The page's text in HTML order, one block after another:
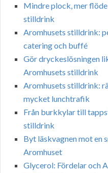
Mindre plock, mer
stilldrink
Aromhusets stilldrink:
catering och buffé
Gör dryckeslösningen
Aromhusets stilldrink
Aromhusets stilldrink:
mycket lunchtrafik
Från burkkylar till
stilldrink
Byt läskvagnen mot en
Aromhuset
Glycerol: Fördelar och